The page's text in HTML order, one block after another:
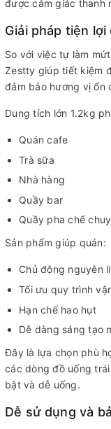
được cảm giác thanh
Giải pháp tiện
So với việc tự làm
Zestty giúp tiết kiệm
đảm bảo hương vị ổn
Dung tích lớn 1.2kg
Quán cafe
Trà sữa
Nhà hàng
Quầy bar
Quầy pha chế
Sản phẩm giúp quán:
Chủ động nguyên
Tối ưu quy trình
Hạn chế hao hụt
Dễ dàng sáng tạo
Đây là lựa chọn phù
các dòng đồ uống
bật và dễ uống.
Dễ sử dụng và